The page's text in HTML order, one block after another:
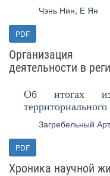
Чэнь Нин, Е Ян
PDF
Организация
деятельности в
Об итогах
Загребельный
PDF
Хроника научной